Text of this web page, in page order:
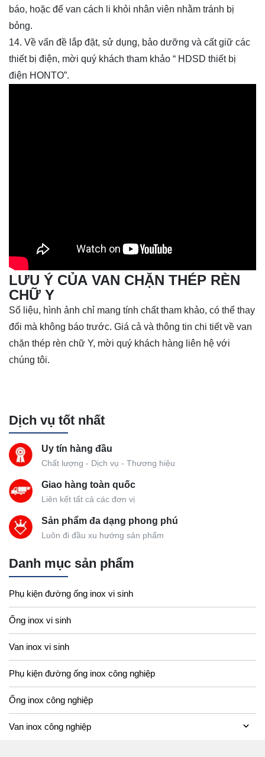
báo, hoặc để van cách li khỏi nhân viên nhằm tránh bị
bỏng.
14. Về vấn đề lắp đặt, sử dụng, bảo dưỡng và cất giữ các
thiết bị điện, mời quý khách tham khảo “ HDSD thiết bị
điện HONTO”.
LƯU Ý CỦA VAN CHẶN THÉP RÈN
CHỮ Y
Số liệu, hình ảnh chỉ mang tính chất tham khảo, có thể thay
đổi mà không báo trước. Giá cả và thông tin chi tiết về van
chặn thép rèn chữ Y, mời quý khách hàng liên hệ với
chúng tôi.
Dịch vụ tốt nhất
Uy tín hàng đầu
Chất lượng - Dịch vụ - Thương hiệu
Giao hàng toàn quốc
Liên kết tất cả các đơn vị
Sản phẩm đa dạng phong phú
Luôn đi đầu xu hướng sản phẩm
Danh mục sản phẩm
Phụ kiện đường ống inox vi sinh
Ống inox vi sinh
Van inox vi sinh
Phụ kiện đường ống inox công nghiệp
Ống inox công nghiệp
Van inox công nghiệp